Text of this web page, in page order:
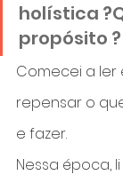
holística
propósito ?
Comecei a ler
repensar o
e fazer.
Nessa época,